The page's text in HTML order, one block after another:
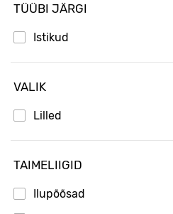
TÜÜBI JÄRGI
Istikud
VALIK
Lilled
TAIMELIIGID
Ilupõõsad